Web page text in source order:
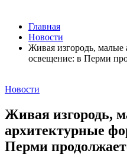
Главная
Новости
Живая изгородь,
освещение: в Перми
Новости
Живая изгородь,
архитектурные
Перми